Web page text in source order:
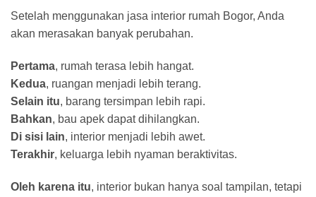
Setelah menggunakan jasa interior rumah Bogor, Anda
akan merasakan banyak perubahan.
Pertama, rumah terasa lebih hangat.
Kedua, ruangan menjadi lebih terang.
Selain itu, barang tersimpan lebih rapi.
Bahkan, bau apek dapat dihilangkan.
Di sisi lain, interior menjadi lebih awet.
Terakhir, keluarga lebih nyaman beraktivitas.
Oleh karena itu, interior bukan hanya soal tampilan, tetapi